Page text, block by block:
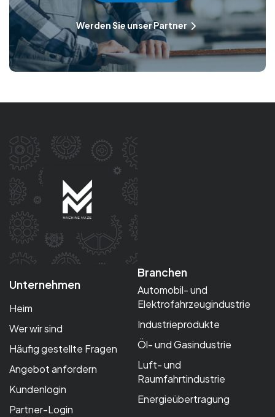
Werden Sie unser Partner
Unternehmen
Heim
Wer wir sind
Häufig gestellte Fragen
Angebot anfordern
Kundenlogin
Partner-Login
Branchen
Automobil- und
Elektrofahrzeugindustrie
Industrieprodukte
Öl- und Gasindustrie
Luft- und
Raumfahrtindustrie
Energieübertragung